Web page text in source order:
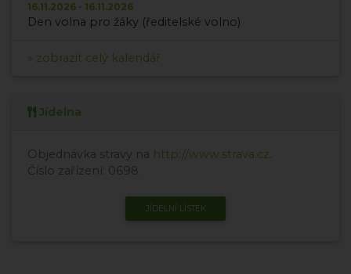
16.11.2026 - 16.11.2026
Den volna pro žáky (ředitelské volno)
» zobrazit celý kalendář
Jídelna
Objednávka stravy na http://www.strava.cz
Číslo zařízení: 0698.
JÍDELNÍ LÍSTEK